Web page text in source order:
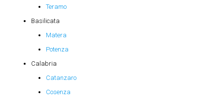
Teramo
Basilicata
Matera
Potenza
Calabria
Catanzaro
Cosenza